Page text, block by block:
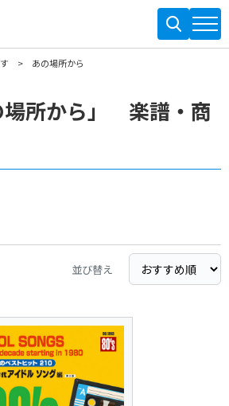
あの場所から
場所から」 楽譜・商
並び替え